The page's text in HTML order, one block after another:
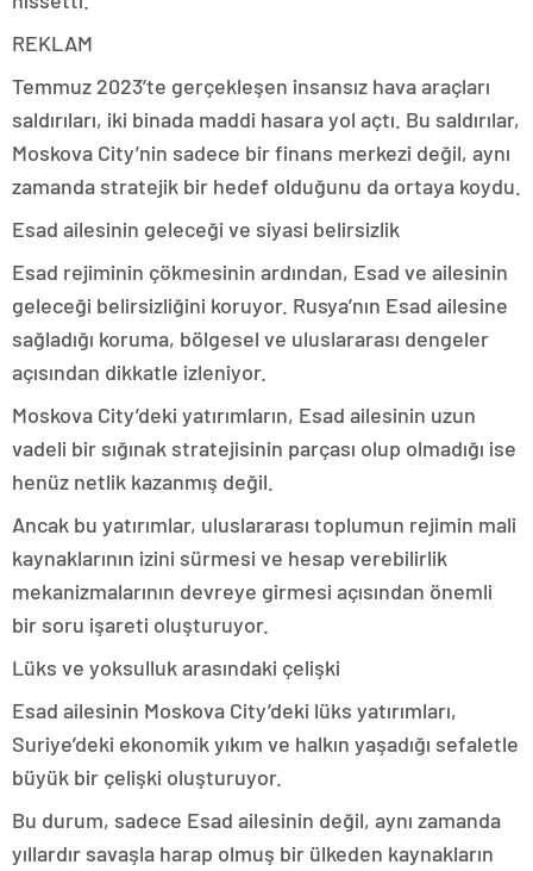
REKLAM
Temmuz 2023’te gerçekleşen insansız hava araçları
saldırıları, iki binada maddi hasara yol açtı. Bu saldırılar,
Moskova City’nin sadece bir finans merkezi değil, aynı
zamanda stratejik bir hedef olduğunu da ortaya koydu.
Esad ailesinin geleceği ve siyasi belirsizlik
Esad rejiminin çökmesinin ardından, Esad ve ailesinin
geleceği belirsizliğini koruyor. Rusya’nın Esad ailesine
sağladığı koruma, bölgesel ve uluslararası dengeler
açısından dikkatle izleniyor.
Moskova City’deki yatırımların, Esad ailesinin uzun
vadeli bir sığınak stratejisinin parçası olup olmadığı ise
henüz netlik kazanmış değil.
Ancak bu yatırımlar, uluslararası toplumun rejimin mali
kaynaklarının izini sürmesi ve hesap verebilirlik
mekanizmalarının devreye girmesi açısından önemli
bir soru işareti oluşturuyor.
Lüks ve yoksulluk arasındaki çelişki
Esad ailesinin Moskova City’deki lüks yatırımları,
Suriye’deki ekonomik yıkım ve halkın yaşadığı sefaletle
büyük bir çelişki oluşturuyor.
Bu durum, sadece Esad ailesinin değil, aynı zamanda
yıllardır savaşla harap olmuş bir ülkeden kaynakların